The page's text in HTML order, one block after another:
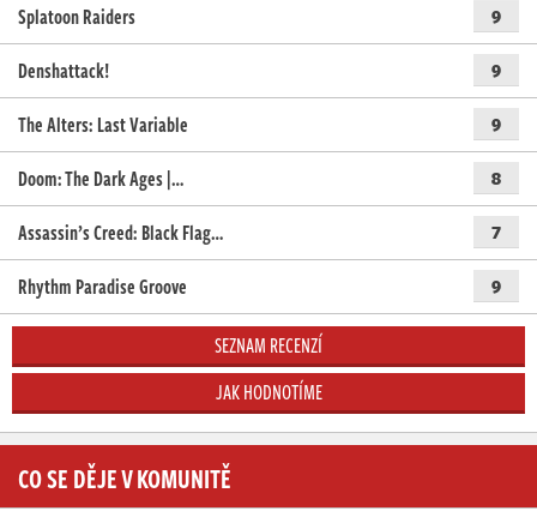
Splatoon Raiders 9
Denshattack! 9
The Alters: Last Variable 9
Doom: The Dark Ages |… 8
Assassin’s Creed: Black Flag… 7
Rhythm Paradise Groove 9
SEZNAM RECENZÍ
JAK HODNOTÍME
CO SE DĚJE V KOMUNITĚ